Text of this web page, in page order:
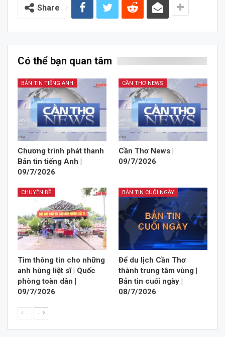
Share
Có thể bạn quan tâm
BẢN TIN TIẾNG ANH
Chương trình phát thanh
Bản tin tiếng Anh |
09/7/2026
CẦN THƠ NEWS
Cần Thơ News |
09/7/2026
CHUYÊN ĐỀ
Tìm thông tin cho những
anh hùng liệt sĩ | Quốc
phòng toàn dân |
09/7/2026
BẢN TIN CUỐI NGÀY
Để du lịch Cần Thơ
thành trung tâm vùng |
Bản tin cuối ngày |
08/7/2026
-- --